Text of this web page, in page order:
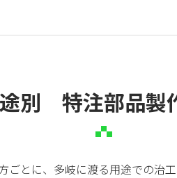
別 特注部品製
ごとに、多岐に渡る用途での治